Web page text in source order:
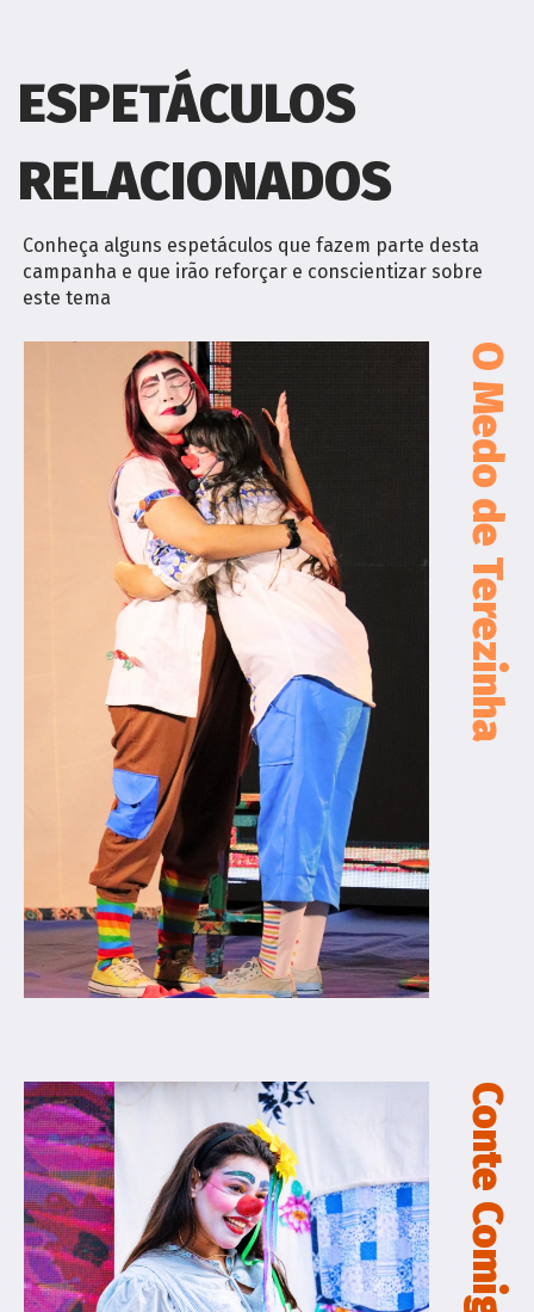
ESPETÁCULOS
RELACIONADOS
Conheça alguns espetáculos que fazem parte desta
campanha e que irão reforçar e conscientizar sobre
este tema
O Medo de Terezinha
Conte Comigo